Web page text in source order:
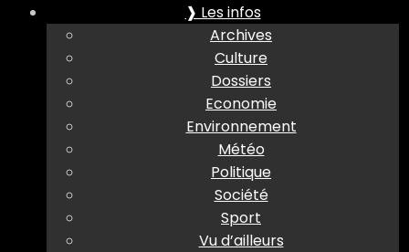
❱ Les infos
Archives
Culture
Dossiers
Economie
Environnement
Météo
Politique
Société
Sport
Vu d’ailleurs